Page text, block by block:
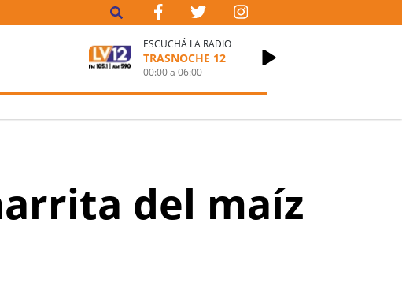
ESCUCHÁ LA RADIO
TRASNOCHE 12
00:00a06:00
del maíz